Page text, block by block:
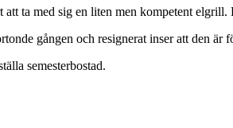
ta med sig en liten men kompetent
gången och resignerat inser att den
semesterbostad.